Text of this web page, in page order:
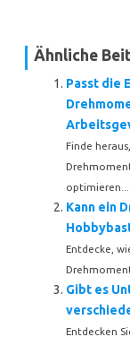
Ähnliche
Passt die
Finde
optimieren...
Kann ein
Entdecke,
Gibt es
Entdecken